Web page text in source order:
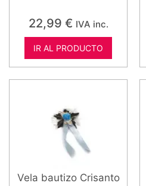
22,99 € IVA inc.
IR AL PRODUCTO
Vela bautizo Crisanto